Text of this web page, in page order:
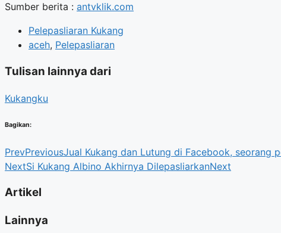
Sumber berita : antvklik.com
Pelepasliaran Kukang
aceh, Pelepasliaran
Tulisan lainnya dari
Kukangku
Bagikan:
PrevPreviousJual Kukang dan Lutung di Facebook, seorang
NextSi Kukang Albino Akhirnya DilepasliarkanNext
Artikel
Lainnya